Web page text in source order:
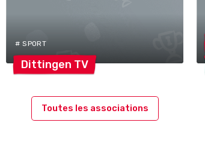
# SPORT
Dittingen TV
Toutes les associations